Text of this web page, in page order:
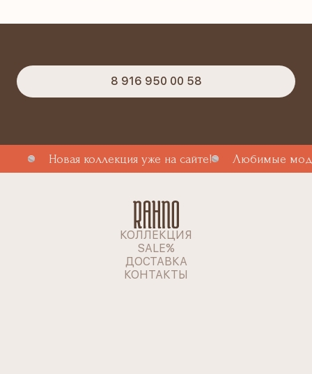
8 916 950 00 58
Новая коллекция уже на сайте! Любимые
КОЛЛЕКЦИЯ
SALE%
ДОСТАВКА
КОНТАКТЫ